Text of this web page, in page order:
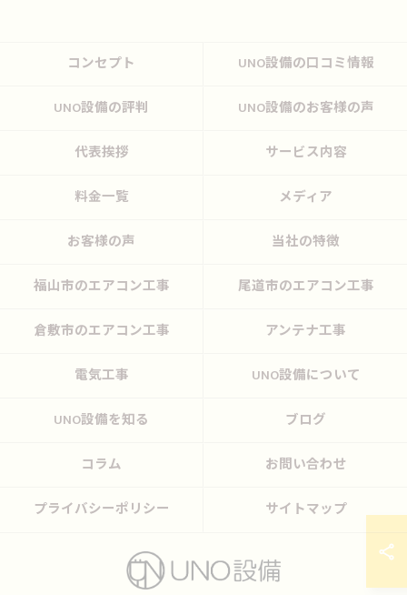
コンセプト UNO設備の口コミ情報
UNO設備の評判 UNO設備のお客様の声
代表挨拶 サービス内容
料金一覧 メディア
お客様の声 当社の特徴
福山市のエアコン工事 尾道市のエアコン工事
倉敷市のエアコン工事 アンテナ工事
電気工事 UNO設備について
UNO設備を知る ブログ
コラム お問い合わせ
プライバシーポリシー サイトマップ